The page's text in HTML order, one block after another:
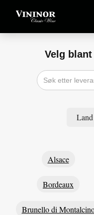
Velg
Land
Alsace
Bordeaux
Brunello di